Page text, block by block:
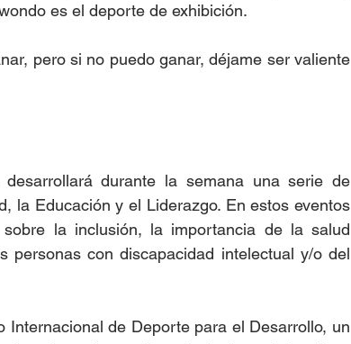
es el deporte de exhibición.
pero si no puedo ganar, déjame ser valiente
durante la semana una serie de
la Educación y el Liderazgo. En estos eventos
la inclusión, la importancia de la salud
personas con discapacidad intelectual y/o del
de Deporte para el Desarrollo, un